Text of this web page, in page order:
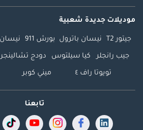
موديلات جديدة شعبية
جيتور T2 نيسان باترول بورش 911
جيب رانجلر كيا سيلتوس دودج تشالينجر
تويوتا راف ٤ ميني كوبر
تابعنا